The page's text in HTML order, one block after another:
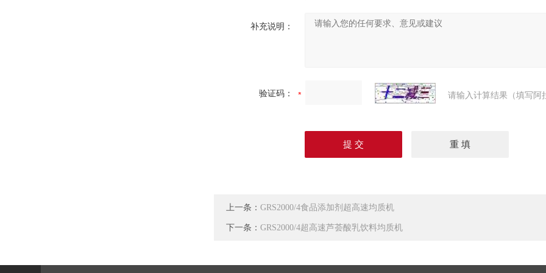
补充说明：
验证码： 请输入计算结果（填写阿
上一条：GRS2000/4食品添加剂超高速均质机
下一条：GRS2000/4超高速芦荟酸乳饮料均质机